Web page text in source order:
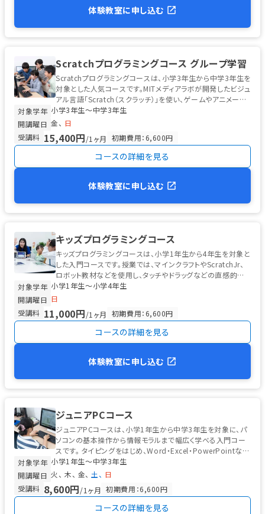
体験教室に申し込む
Scratchプログラミングコース グループ学習
Scratchプログラミングコースは、小学3年生から中学3年生を
対象とした人気コースです。MITメディアラボが開発したビジュ
アル言語「Scratch（スクラッチ）」を使い、ゲームやアニメーシ
ョン...
対象学年 小学3年生〜中学3年生
開講曜日 金
日
受講料 15,400円/1ヶ月 初期費用：6,600円
コースの詳細を見る
体験教室に申し込む
キッズプログラミングコース
キッズプログラミングコースは、小学1年生から4年生を対象と
した入門コースです。授業では、マインクラフトやScratchJr、
ロボット教材などを使用し、タッチやドラッグなどの直感的な
操作でプログラ...
対象学年 小学1年生〜小学4年生
開講曜日 日
受講料 11,000円/1ヶ月 初期費用：6,600円
コースの詳細を見る
体験教室に申し込む
ジュニアPCコース
ジュニアPCコースは、小学1年生から中学3年生を対象に、パ
ソコンの基本操作から情報モラルまで幅広く学べる入門コー
スです。 タイピングをはじめ、Word・Excel・PowerPointな
ど...
対象学年 小学1年生〜中学3年生
開講曜日 火 木 金 土
日
受講料 8,600円/1ヶ月 初期費用：6,600円
コースの詳細を見る